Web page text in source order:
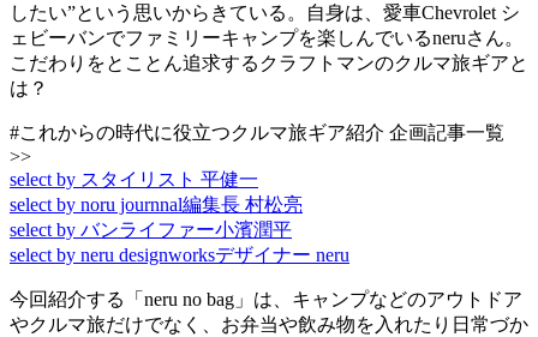
したい”という思いからきている。自身は、愛車Chevrolet シ
ェビーバンでファミリーキャンプを楽しんでいるneruさん。
こだわりをとことん追求するクラフトマンのクルマ旅ギアと
は？
#これからの時代に役立つクルマ旅ギア紹介 企画記事一覧
>>
select by スタイリスト 平健一
select by noru journnal編集長 村松亮
select by バンライファー小濱潤平
select by neru designworksデザイナー neru
今回紹介する「neru no bag」は、キャンプなどのアウトドア
やクルマ旅だけでなく、お弁当や飲み物を入れたり日常づか